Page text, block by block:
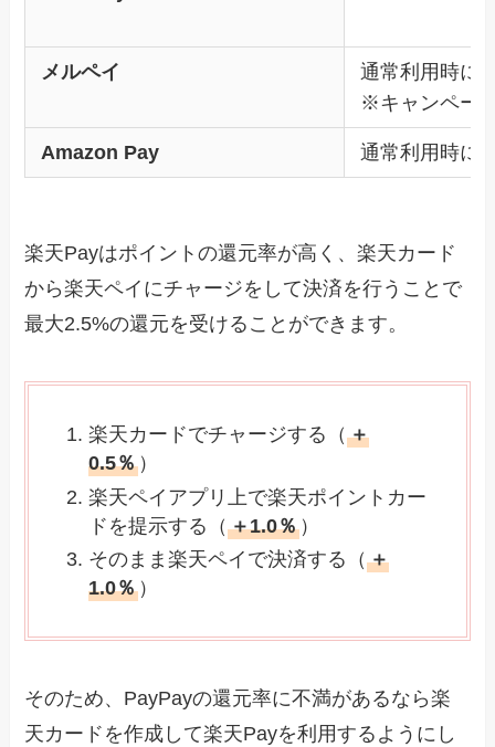
メルペイ
通常利用時に
※キャンペー
Amazon Pay 通常利用時に
楽天Payはポイントの還元率が高く、楽天カード
から楽天ペイにチャージをして決済を行うことで
最大2.5%の還元を受けることができます。
楽天カードでチャージする（＋
0.5％ ）
楽天ペイアプリ上で楽天ポイントカー
ドを提示する（＋1.0％ ）
そのまま楽天ペイで決済する（＋
1.0％ ）
そのため、PayPayの還元率に不満があるなら楽
天カードを作成して楽天Payを利用するようにし